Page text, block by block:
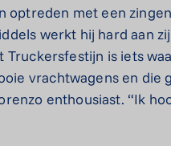
optreden met een
werkt hij hard aan
Truckersfestijn is iets
vrachtwagens en die
enthousiast. “Ik